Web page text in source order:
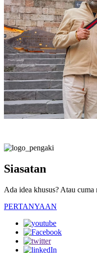
Siasatan
Ada idea khusus? Atau
PERTANYAAN